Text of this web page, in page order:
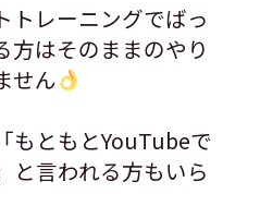
トレーニングでばっ
方はそのままのやり
せん
もともとYouTubeで
と言われる方もいら